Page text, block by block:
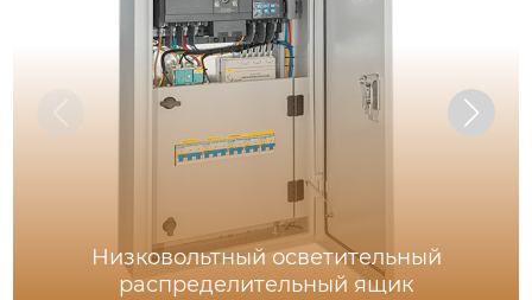
Низковольтный осветительный
распределительный ящик